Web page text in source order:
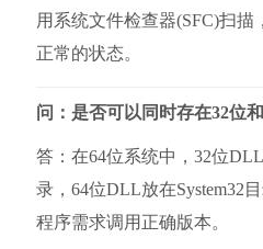
用系统文件检查器(SFC)扫
正常的状态。
问：是否可以同时存在32位
答：在64位系统中，32位
录，64位DLL放在System32
程序需求调用正确版本。